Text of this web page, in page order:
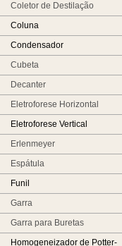
Coletor de Destilação
Coluna
Condensador
Cubeta
Decanter
Eletroforese Horizontal
Eletroforese Vertical
Erlenmeyer
Espátula
Funil
Garra
Garra para Buretas
Homogeneizador de Potter-